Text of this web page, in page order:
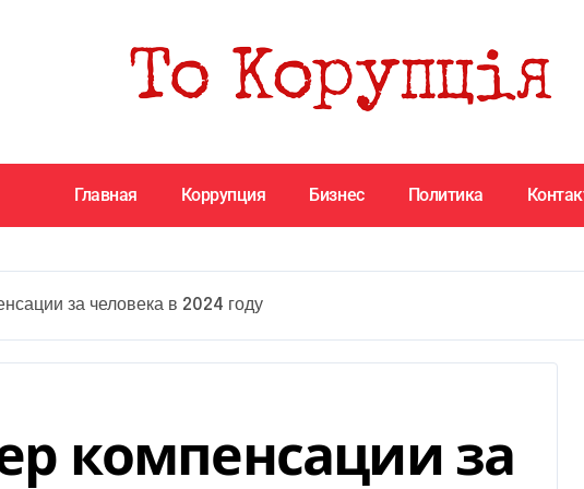
Главная Коррупция Бизнес Политика
за человека в 2024 году
компенсации за